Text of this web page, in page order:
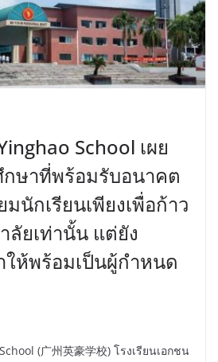
School เผย
ษาที่พร้อมรับอนาคต
มนักเรียนเพียงเพื่อก้าว
ลัยเท่านั้น แต่ยัง
ให้พร้อมเป็นผู้กำหนด
(广州英豪学校) โรงเรียนเอกชน